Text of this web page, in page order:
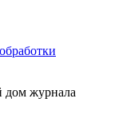
дом журнала